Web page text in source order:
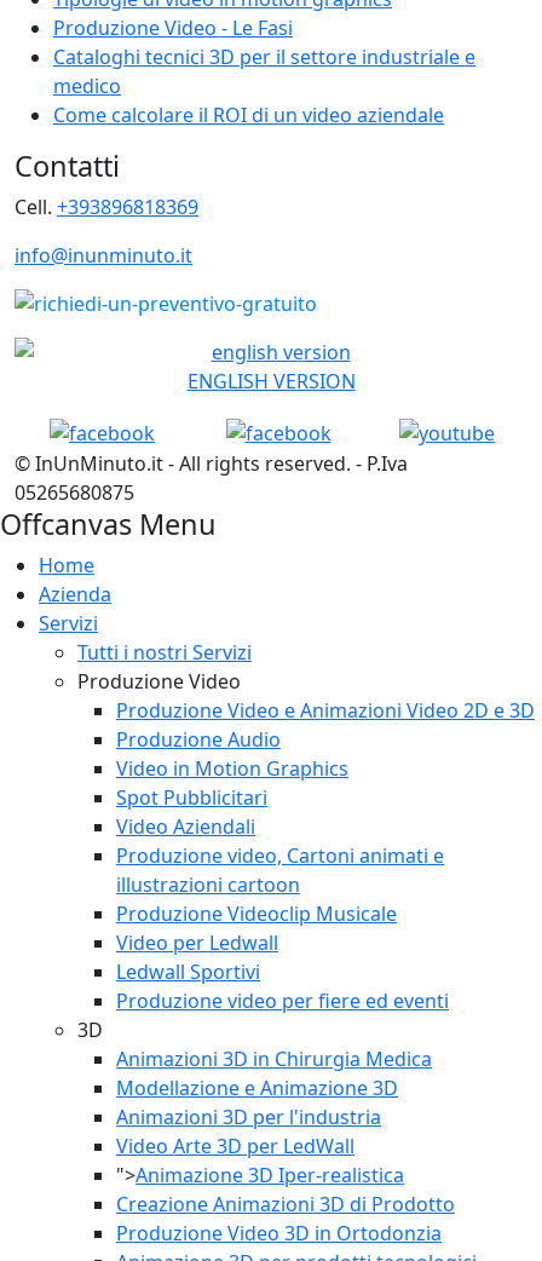
Produzione Video - Le Fasi
Cataloghi tecnici 3D per il settore industriale e
medico
Come calcolare il ROI di un video aziendale
Contatti
Cell. +393896818369
info@inunminuto.it
ENGLISH VERSION
© InUnMinuto.it - All rights reserved. - P.Iva
05265680875
Offcanvas Menu
Home
Azienda
Servizi
Tutti i nostri Servizi
Produzione Video
Produzione Video e Animazioni Video 2D e 3D
Produzione Audio
Video in Motion Graphics
Spot Pubblicitari
Video Aziendali
Produzione video, Cartoni animati e
illustrazioni cartoon
Produzione Videoclip Musicale
Video per Ledwall
Ledwall Sportivi
Produzione video per fiere ed eventi
3D
Animazioni 3D in Chirurgia Medica
Modellazione e Animazione 3D
Animazioni 3D per l'industria
Video Arte 3D per LedWall
">Animazione 3D Iper-realistica
Creazione Animazioni 3D di Prodotto
Produzione Video 3D in Ortodonzia